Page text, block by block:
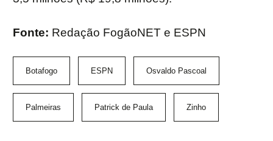
Fonte: Redação FogãoNET e ESPN
Botafogo ESPN Osvaldo Pascoal
Palmeiras Patrick de Paula Zinho